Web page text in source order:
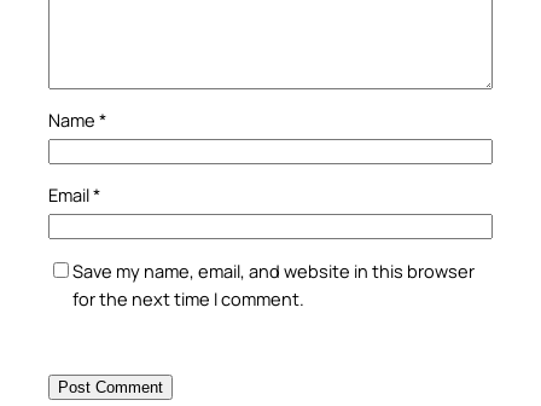
Name *
Email*
Save my name, email, and website in this browser
for the next time I comment.